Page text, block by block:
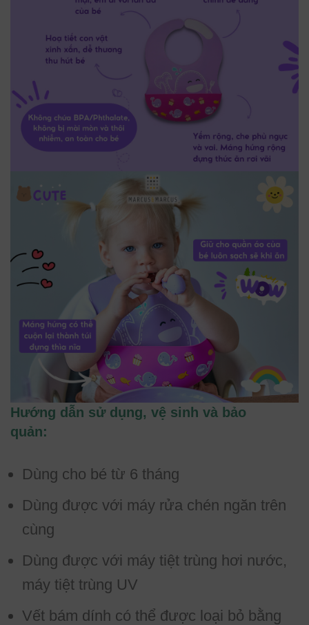
Hướng dẫn sử dụng, vệ sinh và bảo
quản:
Dùng cho bé từ 6 tháng
Dùng được với máy rửa chén ngăn trên
cùng
Dùng được với máy tiệt trùng hơi nước,
máy tiệt trùng UV
Vết bám dính có thể được loại bỏ bằng